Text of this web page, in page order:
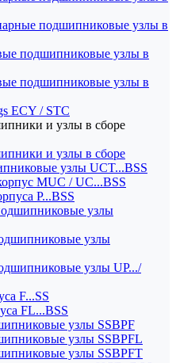
подшипниковые узлы в
подшипниковые узлы в
подшипниковые узлы в
ECY / STC
и узлы в сборе
и узлы в сборе
узлы UCT...BSS
MUC / UC...BSS
P...BSS
узлы
узлы
узлы UP.../
F...SS
FL...BSS
узлы SSBPF
узлы SSBPFL
узлы SSBPFT